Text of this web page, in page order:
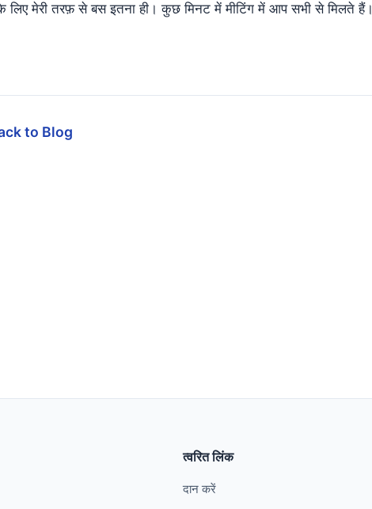
लिए मेरी तरफ़ से बस इतना ही। कुछ मिनट में मीटिंग में आप सभी से मिलते हैं।
to Blog
त्वरित लिंक
दान करें